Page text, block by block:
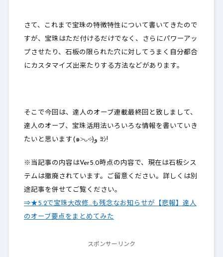
さて、これまで宝珠の特徴特性について書いてきたので
すが、宝珠はただ付けるだけでなく、さらにパワーアッ
プさせたり、石板の限られた穴に対してうまく自分都合
にカスタマイズ出来たりする方法などがあります。
そこで今回は、達人のオーブ連載最終回と致しまして、
達人のオーブ、宝珠活用法いろいろな情報を書いていき
たいと思います(๑˃̵ᴗ˂̵)و ﾖｼ!
※当記事の内容はVer5.0時点の内容で、現在は石板シス
テムは撤廃されています。ご留意ください。詳しくは別
途記事を併せてご覧ください。
⇒★5.2で宝珠大改修…も残念なお知らせが【悲報】達人
のオーブ要点をまとめてみた
スポンサーリンク